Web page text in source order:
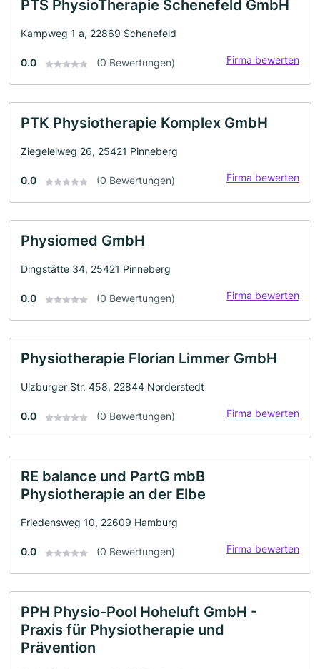
PTS PhysioTherapie Schenefeld GmbH
Kampweg 1 a, 22869 Schenefeld
0.0 (0 Bewertungen) Firma bewerten
PTK Physiotherapie Komplex GmbH
Ziegeleiweg 26, 25421 Pinneberg
0.0 (0 Bewertungen) Firma bewerten
Physiomed GmbH
Dingstätte 34, 25421 Pinneberg
0.0 (0 Bewertungen) Firma bewerten
Physiotherapie Florian Limmer GmbH
Ulzburger Str. 458, 22844 Norderstedt
0.0 (0 Bewertungen) Firma bewerten
RE balance und PartG mbB
Physiotherapie an der Elbe
Friedensweg 10, 22609 Hamburg
0.0 (0 Bewertungen) Firma bewerten
PPH Physio-Pool Hoheluft GmbH -
Praxis für Physiotherapie und
Prävention